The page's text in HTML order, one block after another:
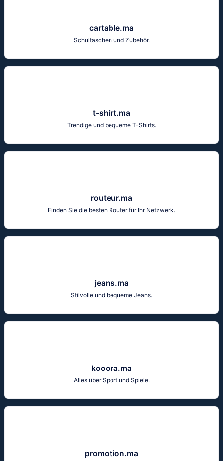
cartable.ma
Schultaschen und Zubehör.
t-shirt.ma
Trendige und bequeme T-Shirts.
routeur.ma
Finden Sie die besten Router für Ihr Netzwerk.
jeans.ma
Stilvolle und bequeme Jeans.
kooora.ma
Alles über Sport und Spiele.
promotion.ma